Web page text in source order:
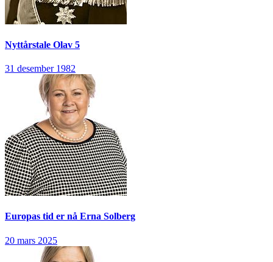
Nyttårstale Olav 5
31 desember 1982
Europas tid er nå Erna Solberg
20 mars 2025